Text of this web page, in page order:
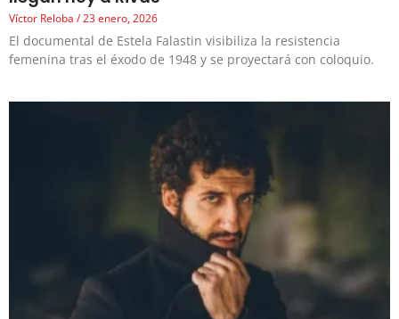
Víctor Reloba 23 enero, 2026
El documental de Estela Falastin visibiliza la resistencia
femenina tras el éxodo de 1948 y se proyectará con coloquio.